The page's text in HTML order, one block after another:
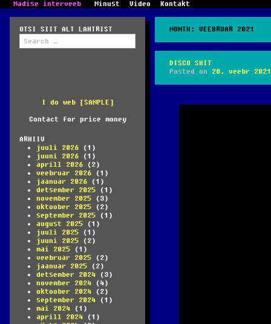
Madise interveeb Minust Video Kontakt
OTSI SIIT ALT LAHTRIST
Search
for:
I do web [SAMPLE]
Contact for price money
ARHIIV
juuli 2026 (1)
juuni 2026 (1)
aprill 2026 (2)
veebruar 2026 (1)
jaanuar 2026 (1)
detsember 2025 (1)
november 2025 (3)
oktoober 2025 (2)
september 2025 (1)
august 2025 (1)
juuli 2025 (1)
juuni 2025 (2)
mai 2025 (1)
veebruar 2025 (2)
jaanuar 2025 (2)
detsember 2024 (3)
november 2024 (4)
oktoober 2024 (2)
september 2024 (1)
mai 2024 (1)
aprill 2024 (1)
MONTH: VEEBRUAR 2021
DISCO SHIT
Posted on 20. veebr 2021